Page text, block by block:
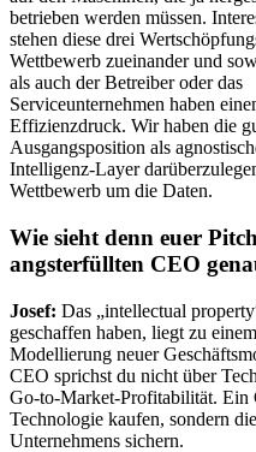
betrieben werden müssen.
stehen diese drei
Wettbewerb zueinander und
als auch der Betreiber oder das
Serviceunternehmen haben
Effizienzdruck. Wir haben die
Ausgangsposition als
Intelligenz-Layer
Wettbewerb um die Daten.
Wie sieht denn euer
angsterfüllten CEO
Josef: Das „intellectual
geschaffen haben, liegt zu
Modellierung neuer
CEO sprichst du nicht über
Go-to-Market-Profitabilität. Ein
Technologie kaufen, sondern
Unternehmens sichern.